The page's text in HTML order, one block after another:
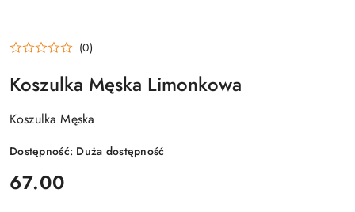
(0)
Koszulka Męska Limonkowa
Koszulka Męska
Dostępność: Duża dostępność
cena:
67.00